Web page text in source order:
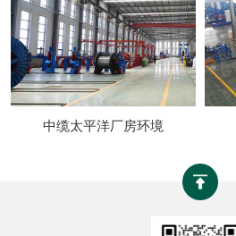
中缆太平洋厂房环境